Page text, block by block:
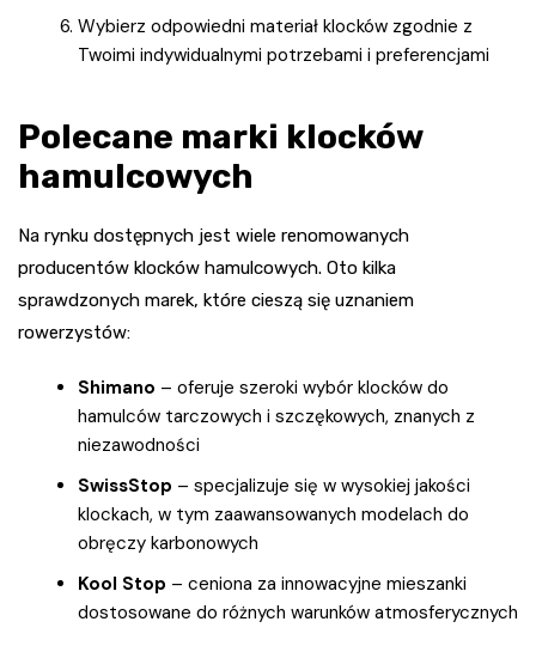
Wybierz odpowiedni materiał klocków zgodnie z
Twoimi indywidualnymi potrzebami i preferencjami
Polecane marki klocków
hamulcowych
Na rynku dostępnych jest wiele renomowanych
producentów klocków hamulcowych. Oto kilka
sprawdzonych marek, które cieszą się uznaniem
rowerzystów:
Shimano – oferuje szeroki wybór klocków do
hamulców tarczowych i szczękowych, znanych z
niezawodności
SwissStop – specjalizuje się w wysokiej jakości
klockach, w tym zaawansowanych modelach do
obręczy karbonowych
Kool Stop – ceniona za innowacyjne mieszanki
dostosowane do różnych warunków atmosferycznych